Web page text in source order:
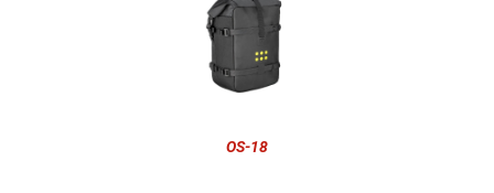
OS-18